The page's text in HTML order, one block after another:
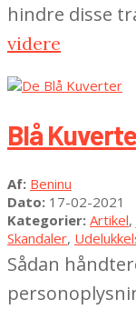
hindre disse
videre
Blå
2021-
02-
17
Af: Beninu
Dato: 17-02-2021
Kategorier: Artikel,
Skandaler,
Sådan